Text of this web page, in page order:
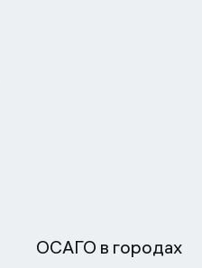
ОСАГО в городах